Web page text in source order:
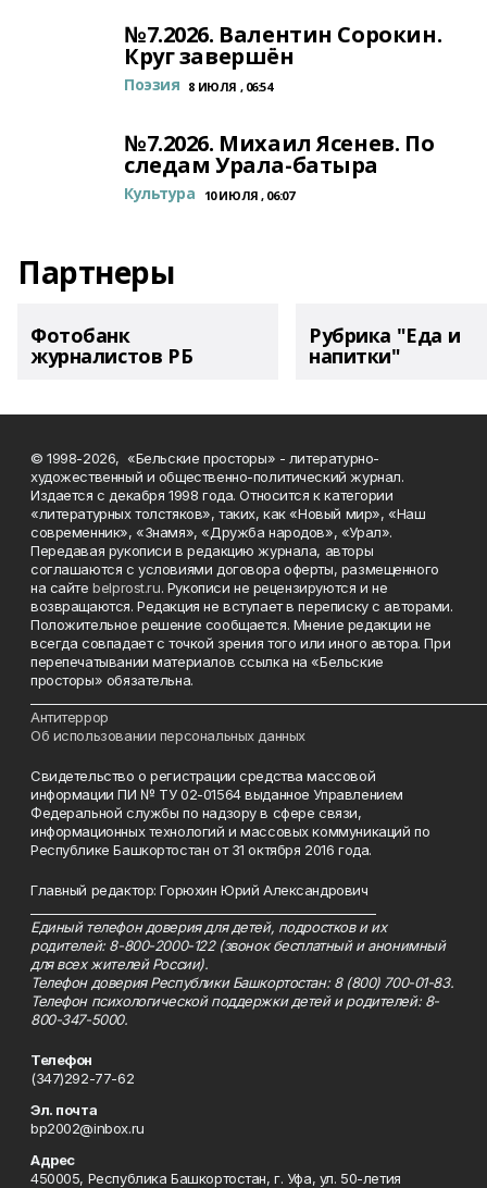
№7.2026. Валентин Сорокин.
Круг завершён
Поэзия 8 ИЮЛЯ , 06:54
№7.2026. Михаил Ясенев. По
следам Урала-батыра
Культура 10 ИЮЛЯ , 06:07
Партнеры
Фотобанк
журналистов РБ
Рубрика "Еда и
напитки"
© 1998-2026, «Бельские просторы» - литературно-
художественный и общественно-политический журнал.
Издается с декабря 1998 года. Относится к категории
«литературных толстяков», таких, как «Новый мир», «Наш
современник», «Знамя», «Дружба народов», «Урал».
Передавая рукописи в редакцию журнала, авторы
соглашаются с условиями договора оферты, размещенного
на сайтеbelprost.ru. Рукописи не рецензируются и не
возвращаются. Редакция не вступает в переписку с авторами.
Положительное решение сообщается. Мнение редакции не
всегда совпадает с точкой зрения того или иного автора. При
перепечатывании материалов ссылка на «Бельские
просторы» обязательна.
Антитеррор
Об использовании персональных данных
Свидетельство о регистрации средства массовой
информации ПИ № ТУ 02-01564 выданное Управлением
Федеральной службы по надзору в сфере связи,
информационных технологий и массовых коммуникаций по
Республике Башкортостан от 31 октября 2016 года.
Главный редактор: Горюхин Юрий Александрович
Единый телефон доверия для детей, подростков и их
родителей: 8-800-2000-122 (звонок бесплатный и анонимный
для всех жителей России).
Телефон доверия Республики Башкортостан: 8 (800) 700-01-83.
Телефон психологической поддержки детей и родителей: 8-
800-347-5000.
Телефон
(347)292-77-62
Эл. почта
bp2002@inbox.ru
Адрес
450005, Республика Башкортостан, г. Уфа, ул. 50-летия